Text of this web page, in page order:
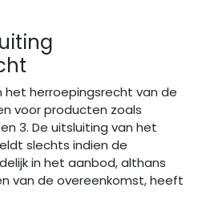
het herroepingsrecht van de
voor producten zoals
3. De uitsluiting van het
slechts indien de
in het aanbod, althans
van de overeenkomst, heeft